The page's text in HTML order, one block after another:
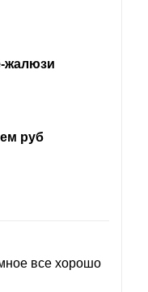
жалюзи
руб
все хорошо